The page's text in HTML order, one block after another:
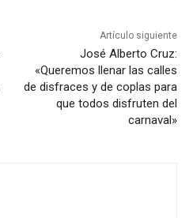
Artículo siguiente
José Alberto Cruz:
«Queremos llenar las calles
de disfraces y de coplas para
que todos disfruten del
carnaval»